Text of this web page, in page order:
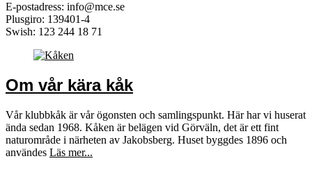
E-postadress: info@mce.se
Plusgiro: 139401-4
Swish: 123 244 18 71
Om vår kära kåk
Vår klubbkåk är vår ögonsten och samlingspunkt. Här har vi huserat
ända sedan 1968. Kåken är belägen vid Görväln, det är ett fint
naturområde i närheten av Jakobsberg. Huset byggdes 1896 och
användes Läs mer...